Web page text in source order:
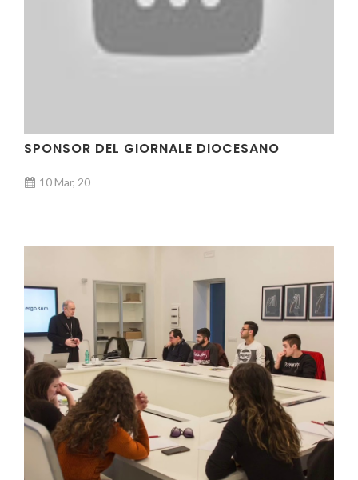
VIDEO
SPONSOR DEL GIORNALE DIOCESANO
10 Mar, 20